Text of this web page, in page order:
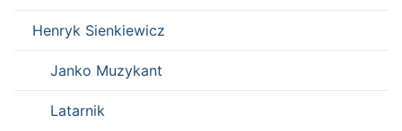
Henryk Sienkiewicz
Janko Muzykant
Latarnik